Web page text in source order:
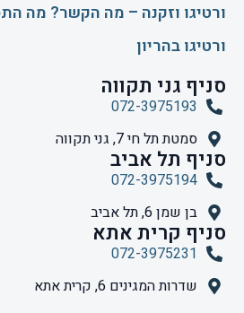
ורטיגו וזקנה – מה הקשר? מה
ורטיגו בהריון
סניף גני תקווה
072-3975193
סמטת תל חי 7, גני תקווה
סניף תל אביב
072-3975194
בן שמן 6, תל אביב
סניף קרית אתא
072-3975231
שדרות המגינים 6, קרית אתא